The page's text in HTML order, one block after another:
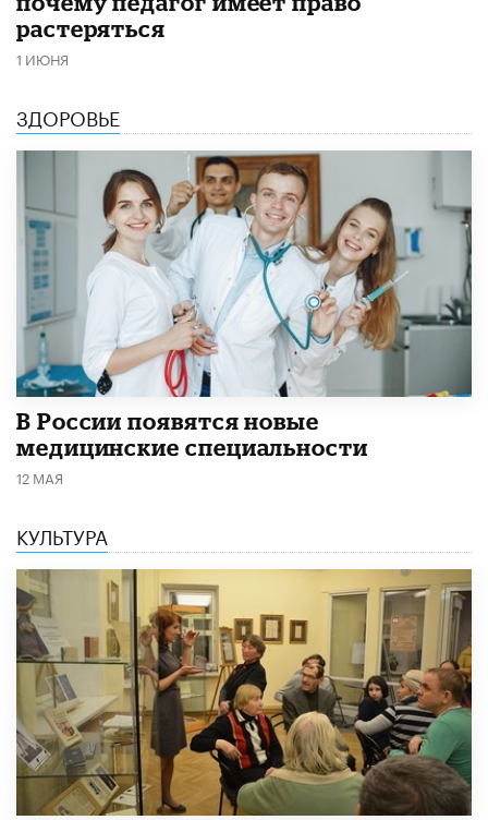
растеряться
1 ИЮНЯ
ЗДОРОВЬЕ
В России появятся новые
медицинские специальности
12 МАЯ
КУЛЬТУРА